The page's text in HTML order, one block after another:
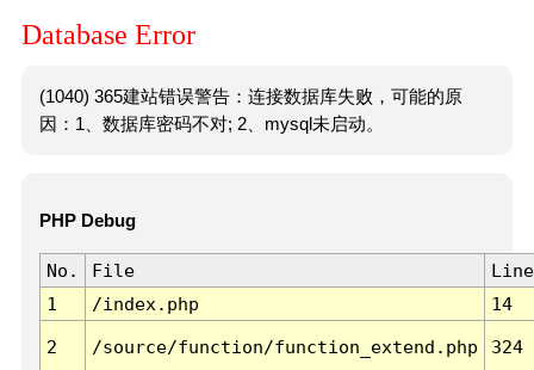
Database Error
(1040) 365建站错误警告：连接数据库失败，可能的原
因：1、数据库密码不对; 2、mysql未启动。
PHP Debug
No. File
Line
1
/index.php 14
2 /source/function/function_extend.php 324